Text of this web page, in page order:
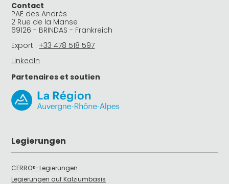
Contact
PAE des Andrés
2 Rue de la Manse
69126 - BRINDAS - Frankreich
Export : +33 478 518 597
LinkedIn
Partenaires et soutien
Legierungen
CERRO®-Legierungen
Legierungen auf Kalziumbasis